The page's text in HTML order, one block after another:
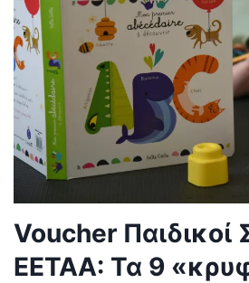
Voucher Παιδικοί
ΕΕΤΑΑ: Τα 9